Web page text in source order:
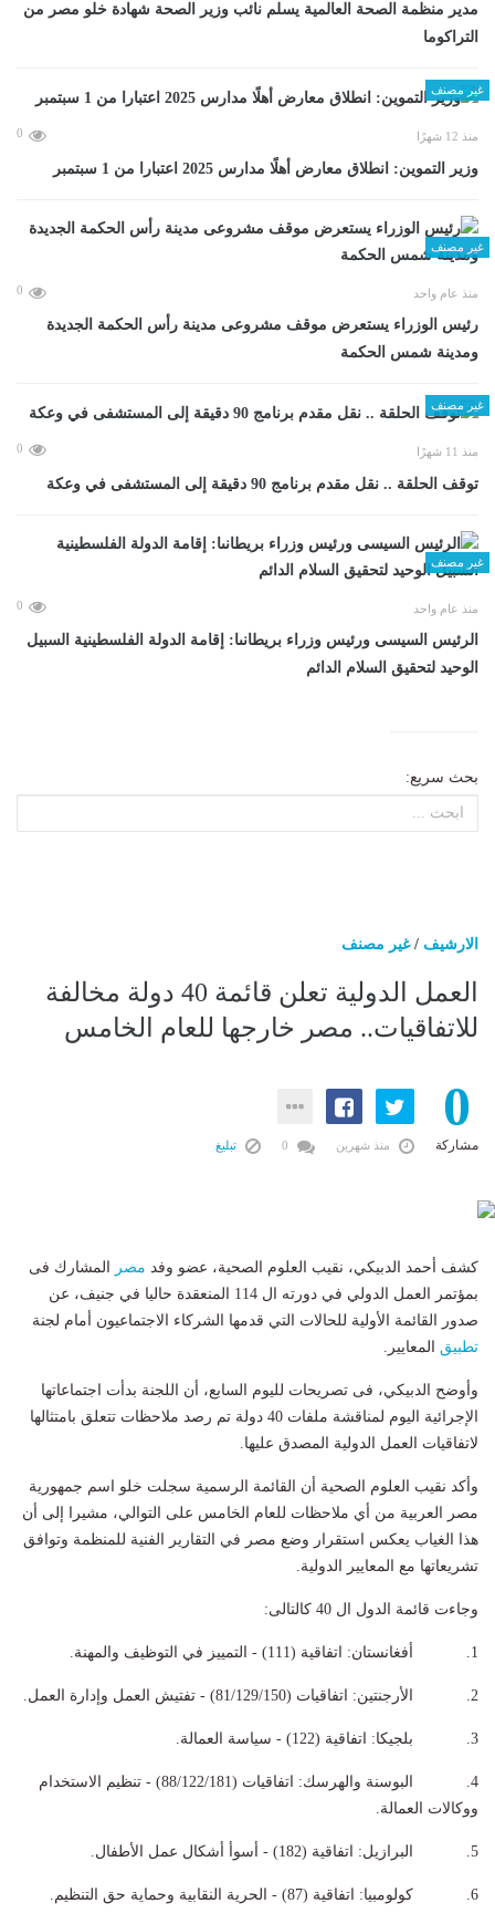
مدير منظمة الصحة العالمية يسلم نائب وزير الصحة شهادة خلو مصر من
التراكوما
غير مصنف
منذ 12 شهرًا 0
وزير التموين: انطلاق معارض أهلًا مدارس 2025 اعتبارا من 1 سبتمبر
غير مصنف
منذ عام واحد 0
رئيس الوزراء يستعرض موقف مشروعى مدينة رأس الحكمة الجديدة
ومدينة شمس الحكمة
غير مصنف
منذ 11 شهرًا 0
توقف الحلقة .. نقل مقدم برنامج 90 دقيقة إلى المستشفى في وعكة
غير مصنف
منذ عام واحد 0
الرئيس السيسى ورئيس وزراء بريطانىا: إقامة الدولة الفلسطينية السبيل
الوحيد لتحقيق السلام الدائم
بحث سريع:
الارشيف /غير مصنف
العمل الدولية تعلن قائمة 40 دولة مخالفة
للاتفاقيات.. مصر خارجها للعام الخامس
0
مشاركة منذ شهرين تبليغ
كشف أحمد الدبيكي، نقيب العلوم الصحية، عضو وفد مصر
المشارك فى
بمؤتمر العمل الدولي في دورته ال 114 المنعقدة حاليا في جنيف، عن
صدور القائمة الأولية للحالات التي قدمها الشركاء الاجتماعيون أمام لجنة
تطبيق المعايير.
وأوضح الدبيكي، فى تصريحات لليوم السابع، أن اللجنة بدأت اجتماعاتها
الإجرائية اليوم لمناقشة ملفات 40 دولة تم رصد ملاحظات تتعلق بامتثالها
لاتفاقيات العمل الدولية المصدق عليها.
وأكد نقيب العلوم الصحية أن القائمة الرسمية سجلت خلو اسم جمهورية
مصر العربية من أي ملاحظات للعام الخامس على التوالي، مشيرا إلى أن
هذا الغياب يعكس استقرار وضع مصر في التقارير الفنية للمنظمة وتوافق
تشريعاتها مع المعايير الدولية.
وجاءت قائمة الدول ال 40 كالتالى:
1. أفغانستان: اتفاقية (111) - التمييز في التوظيف والمهنة.
2. الأرجنتين: اتفاقيات (81/129/150) - تفتيش العمل وإدارة العمل.
3. بلجيكا: اتفاقية (122) - سياسة العمالة.
4. البوسنة والهرسك: اتفاقيات (88/122/181) - تنظيم الاستخدام
ووكالات العمالة.
5. البرازيل: اتفاقية (182) - أسوأ أشكال عمل الأطفال.
6. كولومبيا: اتفاقية (87) - الحرية النقابية وحماية حق التنظيم.